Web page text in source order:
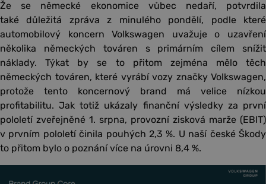
Že se německé ekonomice vůbec nedaří, potvrdila
také důležitá zpráva z minulého pondělí, podle které
automobilový koncern Volkswagen uvažuje o uzavření
několika německých továren s primárním cílem snížit
náklady. Týkat by se to přitom zejména mělo těch
německých továren, které vyrábí vozy značky Volkswagen,
protože tento koncernový brand má velice nízkou
profitabilitu. Jak totiž ukázaly finanční výsledky za první
pololetí zveřejněné 1. srpna, provozní zisková marže (EBIT)
v prvním pololetí činila pouhých 2,3 %. U naší české Škody
to přitom bylo o poznání více na úrovni 8,4 %.